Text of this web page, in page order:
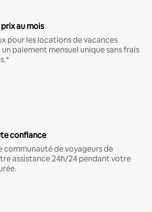
au mois
pour les locations de vacances
paiement mensuel unique sans frais
confiance
communauté de voyageurs de
assistance 24h/24 pendant votre